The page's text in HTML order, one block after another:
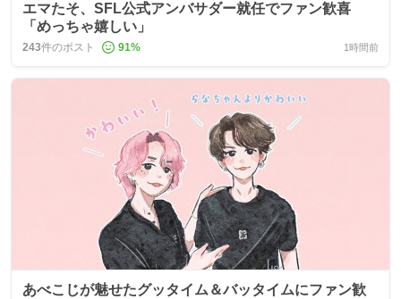
エマたそ、SFL公式アンバサダー就任でファン歓喜
「めっちゃ嬉しい」
243件のポスト 91% 1時間前
あべこじが魅せたグッタイム＆バッタイムにファン歓